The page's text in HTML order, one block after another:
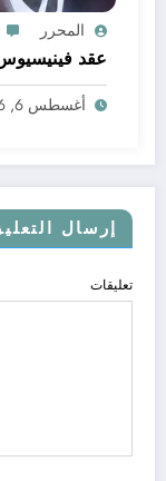
المحرر
عقد
أغسطس 6, 2026
إرسال
تعليقات